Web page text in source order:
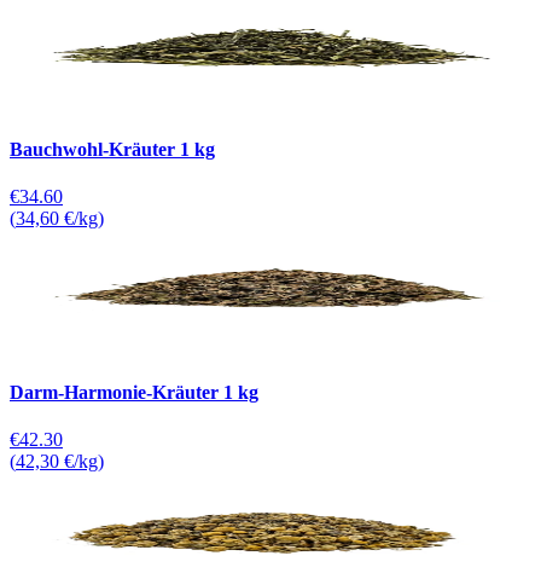
Bauchwohl-Kräuter 1 kg
€34.60
(34,60 €/kg)
Darm-Harmonie-Kräuter 1 kg
€42.30
(42,30 €/kg)